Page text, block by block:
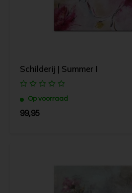
Schilderij | Summer I
Op voorraad
99,95